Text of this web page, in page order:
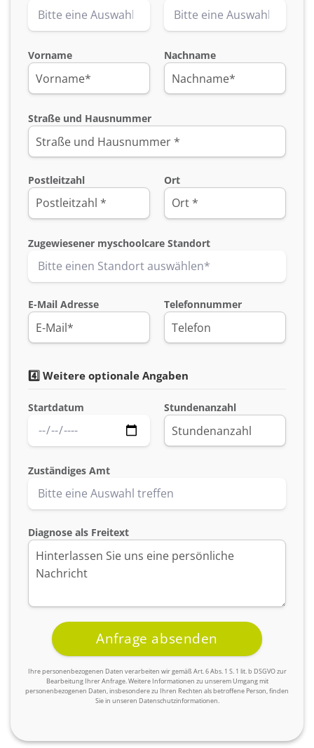
Vorname Nachname
Straße und Hausnummer
Postleitzahl Ort
Zugewiesener myschoolcare Standort
E-Mail Adresse Telefonnummer
4️⃣ Weitere optionale Angaben
Startdatum Stundenanzahl
Zuständiges Amt
Diagnose als Freitext
Ihre personenbezogenen Daten verarbeiten wir gemäß Art. 6 Abs. 1 S. 1 lit. b DSGVO zur
Bearbeitung Ihrer Anfrage. Weitere Informationen zu unserem Umgang mit
personenbezogenen Daten, insbesondere zu Ihren Rechten als betroffene Person, finden
Sie in unseren Datenschutzinformationen.